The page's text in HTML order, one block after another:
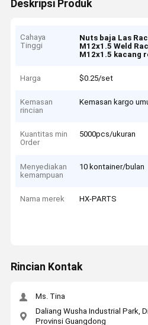
Deskripsi Produk
Cahaya
Tinggi
Nuts baja Las
M12x1.5 Weld
M12x1.5 kacang
Harga $0.25/set
Kemasan
rincian
Kemasan kargo
Kuantitas min
Order
5000pcs/ukuran
Menyediakan
kemampuan
10 kontainer/bulan
Nama merek HX-PARTS
Rincian Kontak
Ms. Tina
Daliang Wusha Industrial Park,
Provinsi Guangdong